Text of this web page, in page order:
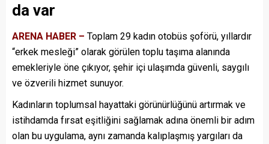
da var
ARENA HABER – Toplam 29 kadın otobüs şoförü, yıllardır
“erkek mesleği” olarak görülen toplu taşıma alanında
emekleriyle öne çıkıyor, şehir içi ulaşımda güvenli, saygılı
ve özverili hizmet sunuyor.
Kadınların toplumsal hayattaki görünürlüğünü artırmak ve
istihdamda fırsat eşitliğini sağlamak adına önemli bir adım
olan bu uygulama, aynı zamanda kalıplaşmış yargıları da